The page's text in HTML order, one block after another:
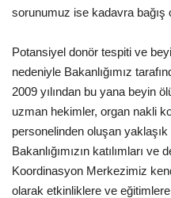
sorunumuz ise kadavra bağış
Potansiyel donör tespiti ve
nedeniyle Bakanlığımız
2009 yılından bu yana beyin
uzman hekimler, organ nakli
personelinden oluşan
Bakanlığımızın katılımları
Koordinasyon Merkezimiz
olarak etkinliklere ve